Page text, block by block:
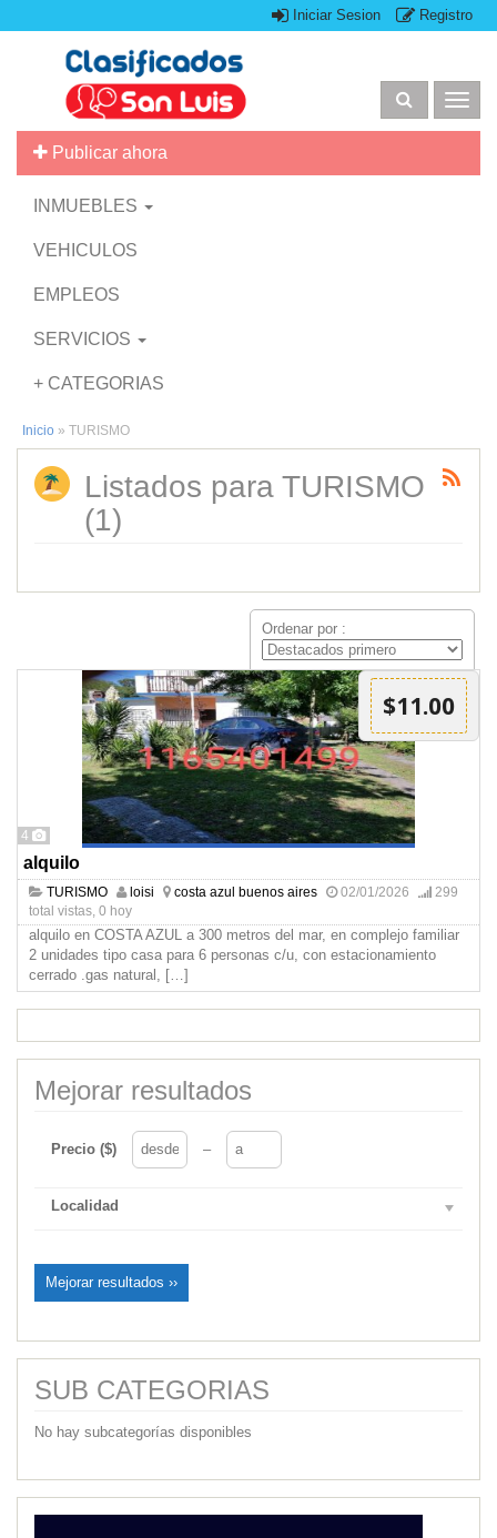
Iniciar Sesion Registro
Publicar ahora
INMUEBLES
VEHICULOS
EMPLEOS
SERVICIOS
+ CATEGORIAS
Inicio » TURISMO
Listados para TURISMO
(1)
Ordenar por :
4
$11.00
alquilo
TURISMO loisi costa azul buenos aires 02/01/2026
299
total vistas, 0 hoy
alquilo en COSTA AZUL a 300 metros del mar, en complejo familiar
2 unidades tipo casa para 6 personas c/u, con estacionamiento
cerrado .gas natural, […]
Mejorar resultados
Precio ($) –
Localidad
Mejorar resultados ››
SUB CATEGORIAS
No hay subcategorías disponibles